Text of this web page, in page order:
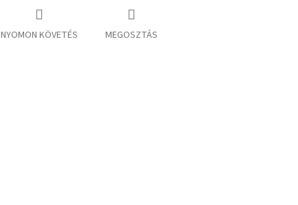
NYOMON KÖVETÉS MEGOSZTÁS